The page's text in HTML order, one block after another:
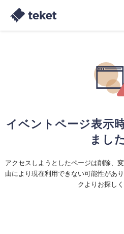
イベントページ表示
ました
アクセスしようとしたページは削除、
由により現在利用できない可能性があ
クよりお探しく